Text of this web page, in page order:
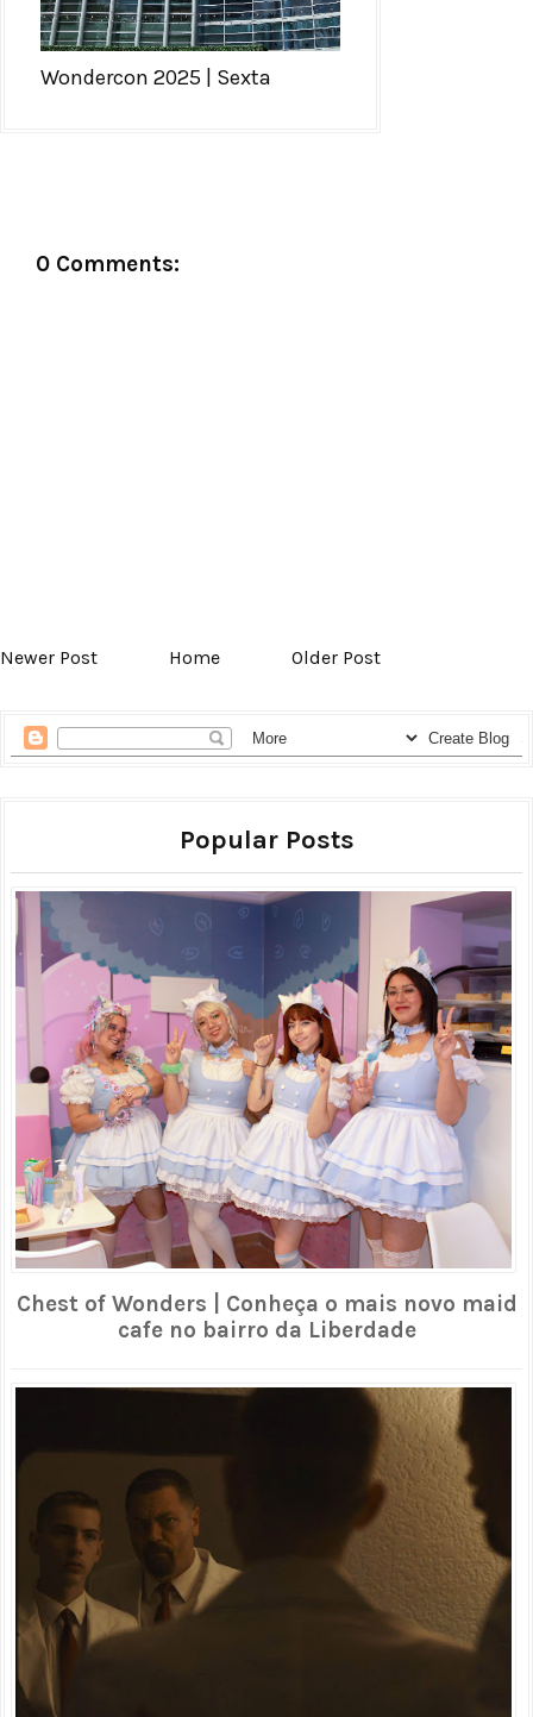
Wondercon 2025 | Sexta
0 Comments:
Newer Post Home Older Post
Popular Posts
Chest of Wonders | Conheça o mais novo maid
cafe no bairro da Liberdade